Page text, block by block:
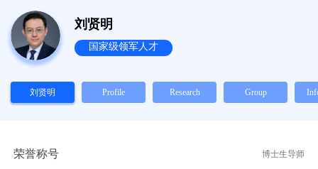
刘贤明
国家级领军人才
刘贤明 Profile Research Group
荣誉称号 博士生导师